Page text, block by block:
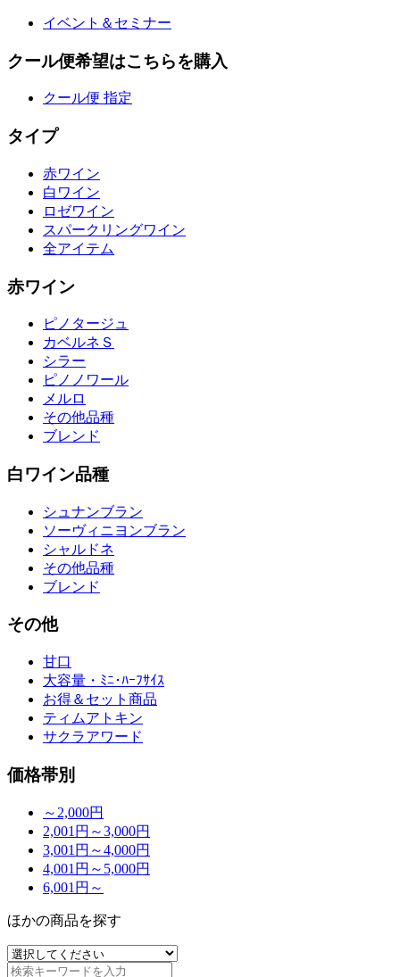
イベント＆セミナー
クール便希望はこちらを購入
クール便 指定
タイプ
赤ワイン
白ワイン
ロゼワイン
スパークリングワイン
全アイテム
赤ワイン
ピノタージュ
カベルネＳ
シラー
ピノノワール
メルロ
その他品種
ブレンド
白ワイン品種
シュナンブラン
ソーヴィニヨンブラン
シャルドネ
その他品種
ブレンド
その他
甘口
大容量・ﾐﾆ･ﾊｰﾌｻｲｽ
お得＆セット商品
ティムアトキン
サクラアワード
価格帯別
～2,000円
2,001円～3,000円
3,001円～4,000円
4,001円～5,000円
6,001円～
ほかの商品を探す